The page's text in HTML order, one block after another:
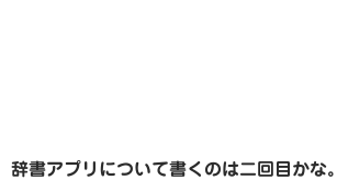
辞書アプリについて書くのは二回目かな。